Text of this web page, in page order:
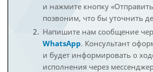
и нажмите кнопку
позвоним, что бы уточнить
Напишите нам сообщение
WhatsApp. Консультант
и будет информировать о
исполнения через